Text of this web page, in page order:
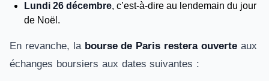
Lundi 26 décembre, c’est-à-dire au lendemain du jour
de Noël.
En revanche, la bourse de Paris restera ouverteaux
échanges boursiers aux dates suivantes :